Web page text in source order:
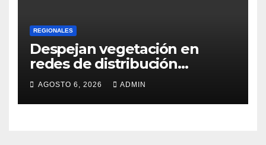
REGIONALES
Despejan vegetación en
redes de distribución
eléctrica
AGOSTO 6, 2026 ADMIN